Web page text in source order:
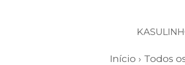
Início › Todos